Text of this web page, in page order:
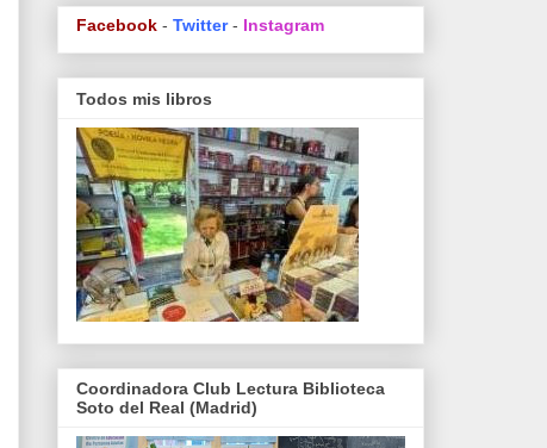
Facebook - Twitter - Instagram
Todos mis libros
Coordinadora Club Lectura Biblioteca
Soto del Real (Madrid)